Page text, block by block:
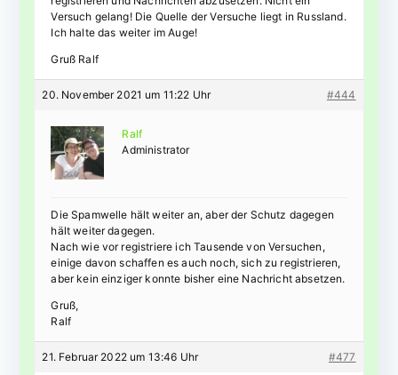
Versuch gelang! Die Quelle der Versuche liegt in Russland.
Ich halte das weiter im Auge!
Gruß Ralf
20. November 2021 um 11:22 Uhr #444
Ralf
Administrator
Die Spamwelle hält weiter an, aber der Schutz dagegen
hält weiter dagegen.
Nach wie vor registriere ich Tausende von Versuchen,
einige davon schaffen es auch noch, sich zu registrieren,
aber kein einziger konnte bisher eine Nachricht absetzen.
Gruß,
Ralf
21. Februar 2022 um 13:46 Uhr #477